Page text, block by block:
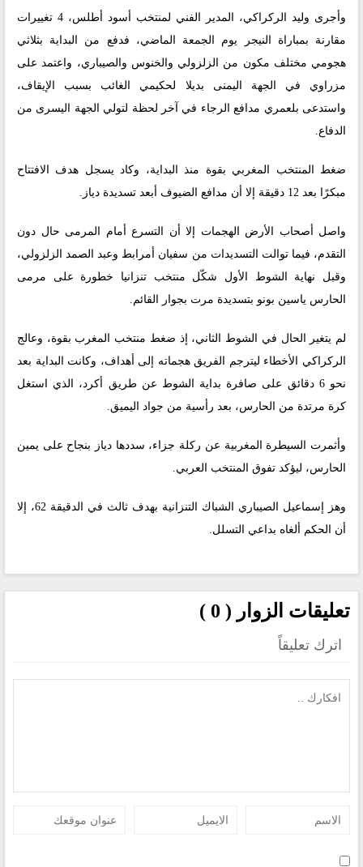
وأجرى وليد الركراكي، المدير الفني لمنتخب أسود أطلس، 4 تغييرات
مقارنة بمباراة النيجر يوم الجمعة الماضي، فدفع من البداية بثلاثي
هجومي مختلف مكون من الزلزولي والخنوس والصيباري، واعتمد على
مزراوي في الجهة اليمنى بديلا لحكيمي الغائب بسبب الإيقاف،
واستدعى بلعمري مدافع الرجاء في آخر لحظة لتولي الجهة اليسرى من
الدفاع.
ضغط المنتخب المغربي بقوة منذ البداية، وكاد يسجل هدف الافتتاح
مبكرًا بعد 12 دقيقة إلا أن مدافع الضيوف أبعد تسديدة دياز.
واصل أصحاب الأرض الهجمات إلا أن التسرع أمام المرمى حال دون
التقدم، فيما توالت التسديدات من سفيان أمرابط وعبد الصمد الزلزولي،
وقبل نهاية الشوط الأول شكّل منتخب تنزانيا خطورة على مرمى
الحارس ياسين بونو بتسديدة مرت بجوار القائم.
لم يتغير الحال في الشوط الثاني، إذ ضغط منتخب المغرب بقوة، وعالج
الركراكي الأخطاء ليترجم الفريق هجماته إلى أهداف، وكانت البداية بعد
نحو 6 دقائق على صافرة بداية الشوط عن طريق أكرد، الذي استغل
كرة مرتدة من الحارس، بعد رأسية من جواد اليميق.
وأثمرت السيطرة المغربية عن ركلة جزاء، سددها دياز بنجاح على يمين
الحارس، ليؤكد تفوق المنتخب العربي.
وهز إسماعيل الصيباري الشباك التنزانية بهدف ثالث في الدقيقة 62، إلا
أن الحكم ألغاه بداعي التسلل.
تعليقات الزوار ( 0 )
اترك تعليقاً